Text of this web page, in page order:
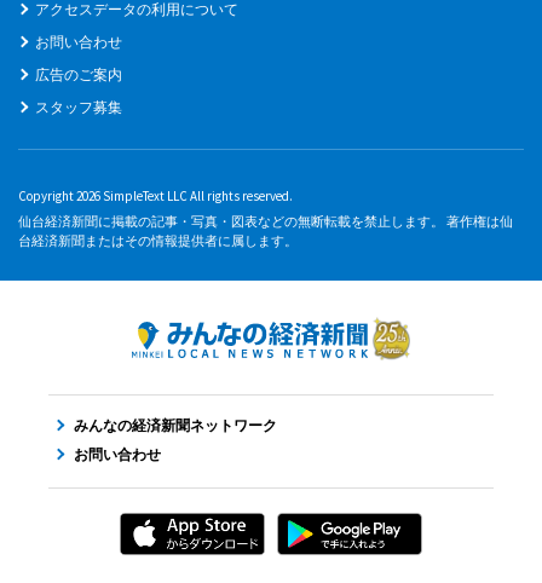
アクセスデータの利用について
お問い合わせ
広告のご案内
スタッフ募集
Copyright 2026 SimpleText LLC All rights reserved.
仙台経済新聞に掲載の記事・写真・図表などの無断転載を禁止します。 著作権は仙
台経済新聞またはその情報提供者に属します。
みんなの経済新聞ネットワーク
お問い合わせ